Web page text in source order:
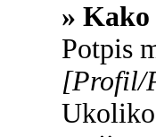
»
Potpis
[Profil/
Ukoliko